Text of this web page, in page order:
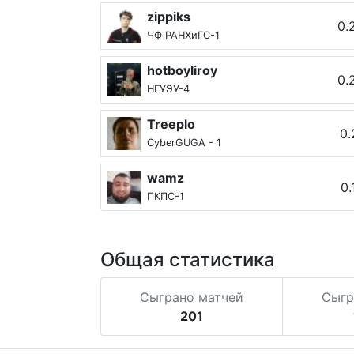
zippiks
ЧФ РАНХиГС-1
hotboyliroy
НГУЭУ-4
Treeplo
CyberGUGA - 1
wamz
ПКПС-1
Общая статистика
Сыграно матчей
201